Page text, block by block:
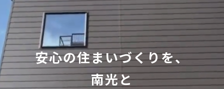
安心の住まいづくりを、
南光と